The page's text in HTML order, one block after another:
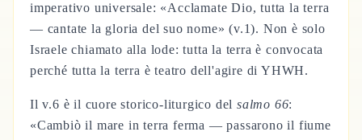
imperativo universale: «Acclamate Dio, tutta la terra
— cantate la gloria del suo nome» (v.1). Non è solo
Israele chiamato alla lode: tutta la terra è convocata
perché tutta la terra è teatro dell'agire di YHWH.
Il v.6 è il cuore storico-liturgico del salmo 66:
«Cambiò il mare in terra ferma — passarono il fiume